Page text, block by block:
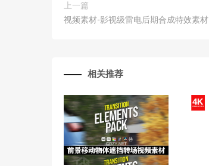
上一篇
视频素材-影视级雷电后期合成特效素材
相关推荐